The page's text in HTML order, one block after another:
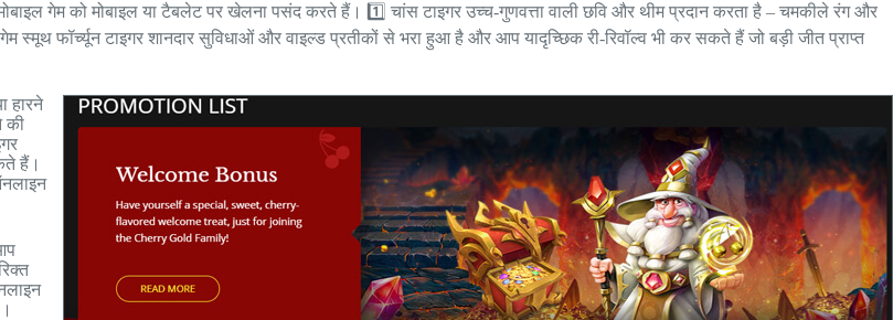
गेम को मोबाइल या टैबलेट पर खेलना पसंद करते हैं। 1️⃣ चांस टाइगर उच्च-गुणवत्ता वाली छवि और थीम प्रदान करता है – चमकीले रंग और
स्मूथ फॉर्च्यून टाइगर शानदार सुविधाओं और वाइल्ड प्रतीकों से भरा हुआ है और आप यादृच्छिक री-रिवॉल्व भी कर सकते हैं जो बड़ी जीत प्राप्त
हारने
की
हैं।